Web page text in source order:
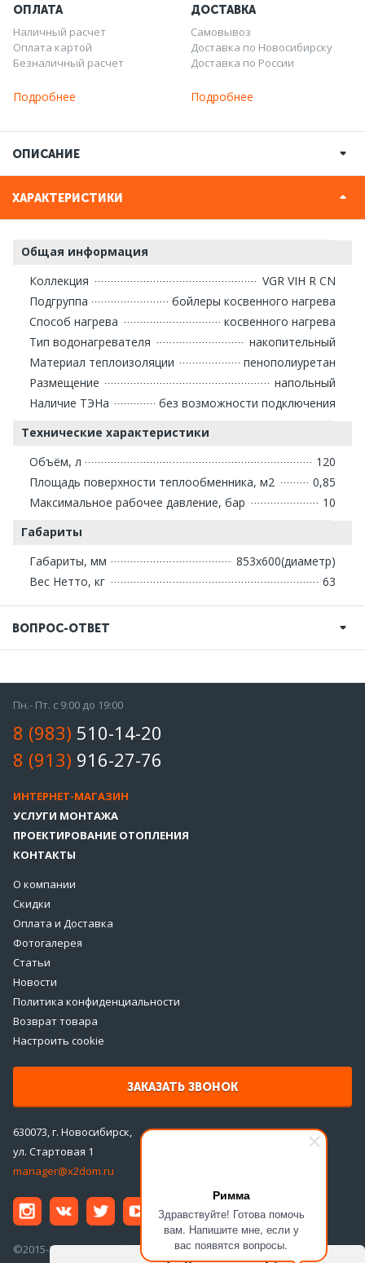
Римма
Здравствуйте! Готова помочь
вам. Напишите мне, если у
вас появятся вопросы.
ОПЛАТА
Наличный расчет
Оплата картой
Безналичный расчет
Подробнее
ДОСТАВКА
Самовывоз
Доставка по Новосибирску
Доставка по России
Подробнее
ОПИСАНИЕ
ХАРАКТЕРИСТИКИ
Общая информация
Коллекция
VGR VIH R CN
Подгруппа
бойлеры косвенного нагрева
Способ нагрева
косвенного нагрева
Тип водонагревателя
накопительный
Материал теплоизоляции
пенополиуретан
Размещение
напольный
Наличие ТЭНа
без возможности подключения
Технические характеристики
Объём, л
120
Площадь поверхности теплообменника, м2
0,85
Максимальное рабочее давление, бар
10
Габариты
Габариты, мм
853х600(диаметр)
Вес Нетто, кг
63
ВОПРОС-ОТВЕТ
Пн.- Пт. с 9:00 до 19:00
8 (983) 510-14-20
8 (913) 916-27-76
ИНТЕРНЕТ-МАГАЗИН
УСЛУГИ МОНТАЖА
ПРОЕКТИРОВАНИЕ ОТОПЛЕНИЯ
КОНТАКТЫ
О компании
Скидки
Оплата и Доставка
Фотогалерея
Статьи
Новости
Политика конфиденциальности
Возврат товара
Настроить cookie
ЗАКАЗАТЬ ЗВОНОК
630073, г. Новосибирск,
ул. Стартовая 1
manager@x2dom.ru
©2015-2026 ООО «ДаблДом»